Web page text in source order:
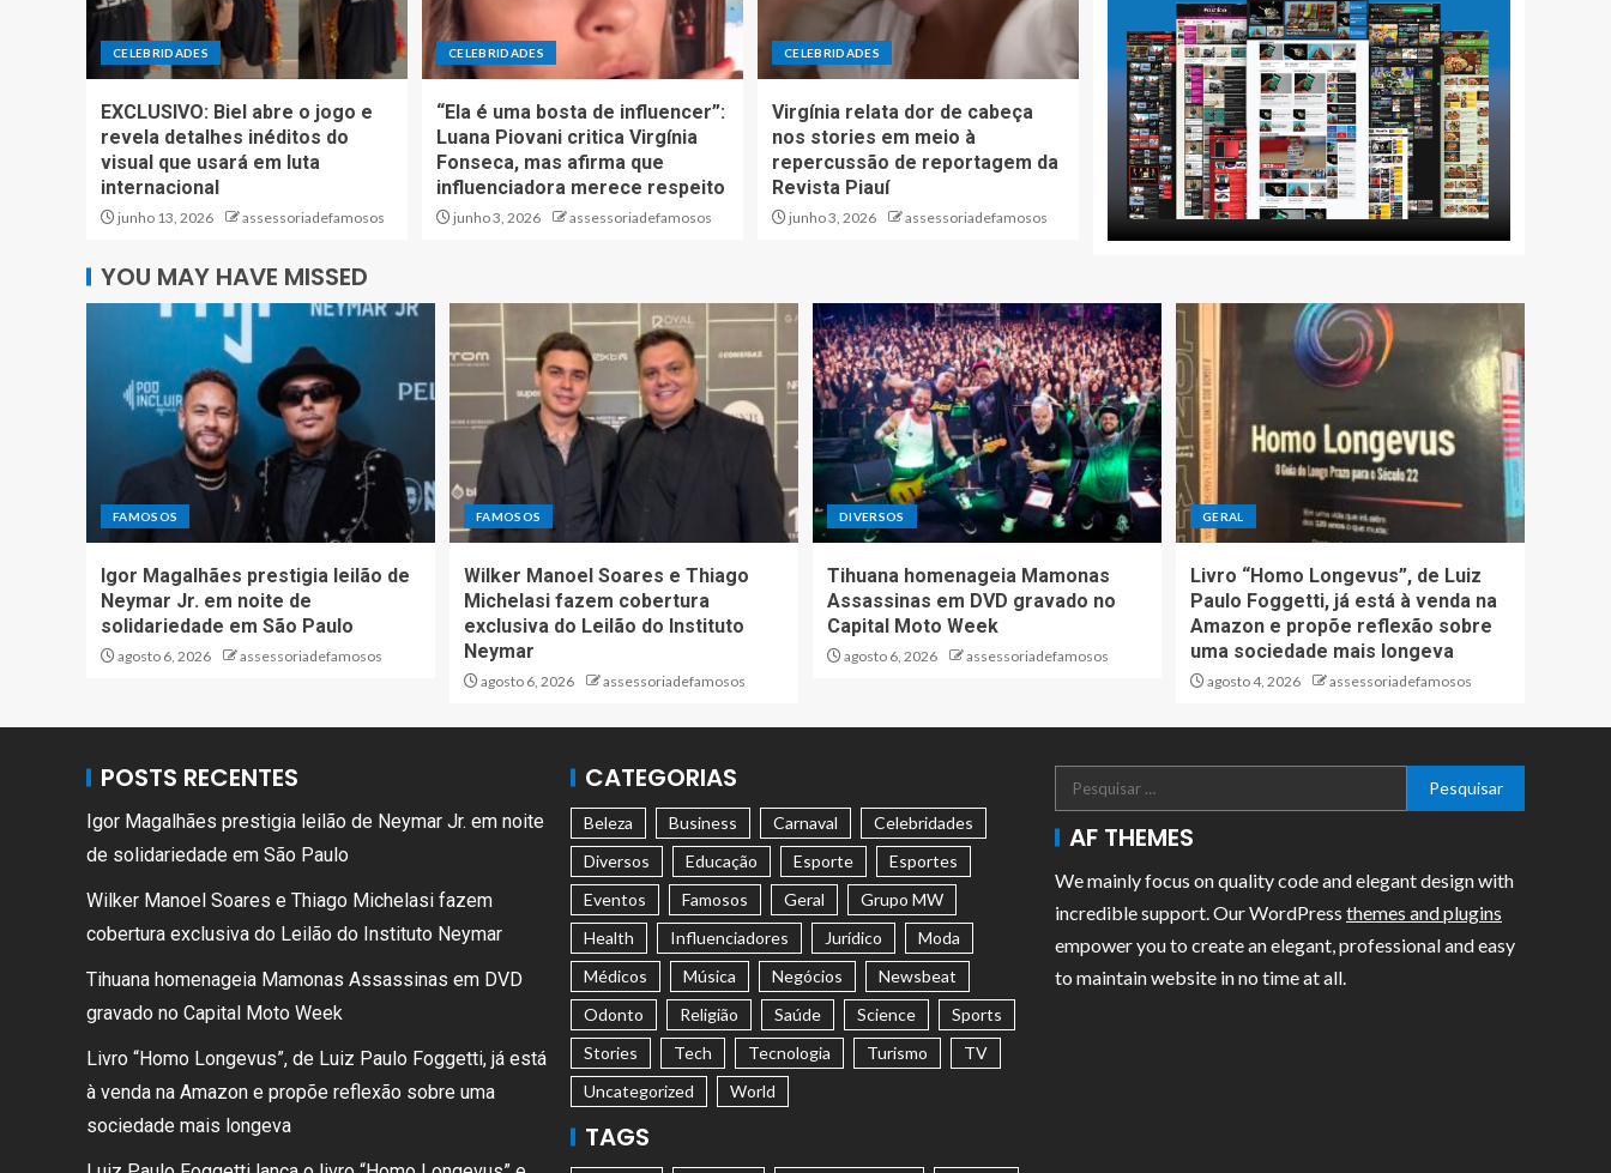
CELEBRIDADES
EXCLUSIVO: Biel abre o jogo e
revela detalhes inéditos do
visual que usará em luta
internacional
junho 13, 2026 assessoriadefamosos
CELEBRIDADES
“Ela é uma bosta de influencer”:
Luana Piovani critica Virgínia
Fonseca, mas afirma que
influenciadora merece respeito
junho 3, 2026 assessoriadefamosos
CELEBRIDADES
Virgínia relata dor de cabeça
nos stories em meio à
repercussão de reportagem da
Revista Piauí
junho 3, 2026 assessoriadefamosos
YOU MAY HAVE MISSED
FAMOSOS
Igor Magalhães prestigia leilão de
Neymar Jr. em noite de
solidariedade em São Paulo
agosto 6, 2026 assessoriadefamosos
FAMOSOS
Wilker Manoel Soares e Thiago
Michelasi fazem cobertura
exclusiva do Leilão do Instituto
Neymar
agosto 6, 2026 assessoriadefamosos
DIVERSOS
Tihuana homenageia Mamonas
Assassinas em DVD gravado no
Capital Moto Week
agosto 6, 2026 assessoriadefamosos
GERAL
Livro “Homo Longevus”, de Luiz
Paulo Foggetti, já está à venda na
Amazon e propõe reflexão sobre
uma sociedade mais longeva
agosto 4, 2026 assessoriadefamosos
POSTS RECENTES
Igor Magalhães prestigia leilão de Neymar Jr. em noite
de solidariedade em São Paulo
Wilker Manoel Soares e Thiago Michelasi fazem
cobertura exclusiva do Leilão do Instituto Neymar
Tihuana homenageia Mamonas Assassinas em DVD
gravado no Capital Moto Week
Livro “Homo Longevus”, de Luiz Paulo Foggetti, já está
à venda na Amazon e propõe reflexão sobre uma
sociedade mais longeva
CATEGORIAS
Beleza Business Carnaval
Celebridades
Diversos
Educação Esporte
Esportes
Eventos
Famosos Geral
Grupo MW
Health
Influenciadores Jurídico
Moda
Médicos
Música Negócios
Newsbeat
Odonto
Religião Saúde Science
Sports
Stories
Tech Tecnologia Turismo
TV
Uncategorized
World
TAGS
AF THEMES
We mainly focus on quality code and elegant design with
incredible support. Our WordPress themes and plugins
empower you to create an elegant, professional and easy
to maintain website in no time at all.